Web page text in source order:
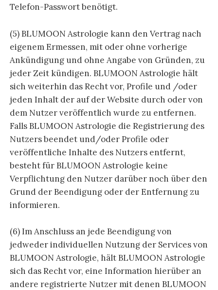
Telefon-Passwort benötigt.
(5) BLUMOON Astrologie kann den Vertrag nach
eigenem Ermessen, mit oder ohne vorherige
Ankündigung und ohne Angabe von Gründen, zu
jeder Zeit kündigen. BLUMOON Astrologie hält
sich weiterhin das Recht vor, Profile und /oder
jeden Inhalt der auf der Website durch oder von
dem Nutzer veröffentlich wurde zu entfernen.
Falls BLUMOON Astrologie die Registrierung des
Nutzers beendet und/oder Profile oder
veröffentliche Inhalte des Nutzers entfernt,
besteht für BLUMOON Astrologie keine
Verpflichtung den Nutzer darüber noch über den
Grund der Beendigung oder der Entfernung zu
informieren.
(6) Im Anschluss an jede Beendigung von
jedweder individuellen Nutzung der Services von
BLUMOON Astrologie, hält BLUMOON Astrologie
sich das Recht vor, eine Information hierüber an
andere registrierte Nutzer mit denen BLUMOON